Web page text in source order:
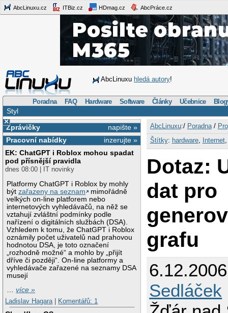
AbcLinuxu.cz ITBiz.cz HDmag.cz AbcPráce.cz
AbcLinuxu hledá autory!
Poradna FAQ Hardware Software Články Učebnice
Styl
×
napište »
Zprávičky
inzerujte »
Pracovní nabídky
EK: ChatGPT i Roblox mohou spadat
pod přísnější pravidla
dnes 08:00 | IT novinky
Platformy ChatGPT i Roblox by mohly
býtzařazeny na seznam
mimořádně
velkých on-line platforem nebo
internetových vyhledávačů, na něž se
vztahují zvláštní podmínky podle
nařízení o digitálních službách (DSA).
Vzhledem k tomu, že ChatGPT i Roblox
oznámily počet uživatelů nad prahovou
hodnotou DSA, je toto označení
„rozhodně možné“ a mohlo by „přijít
dříve či později“. On-line platformy a
vyhledávače zařazené na seznamy DSA
musejí
…více »
Ladislav Hagara
Komentářů: 1
AbcLinuxu:/ Poradna/
Štítky: hardware, Internet
Dotaz:
dat pro
grafu
Sedláček